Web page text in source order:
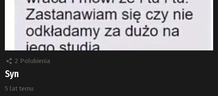
2 Polubienia
Syn
5 lat temu